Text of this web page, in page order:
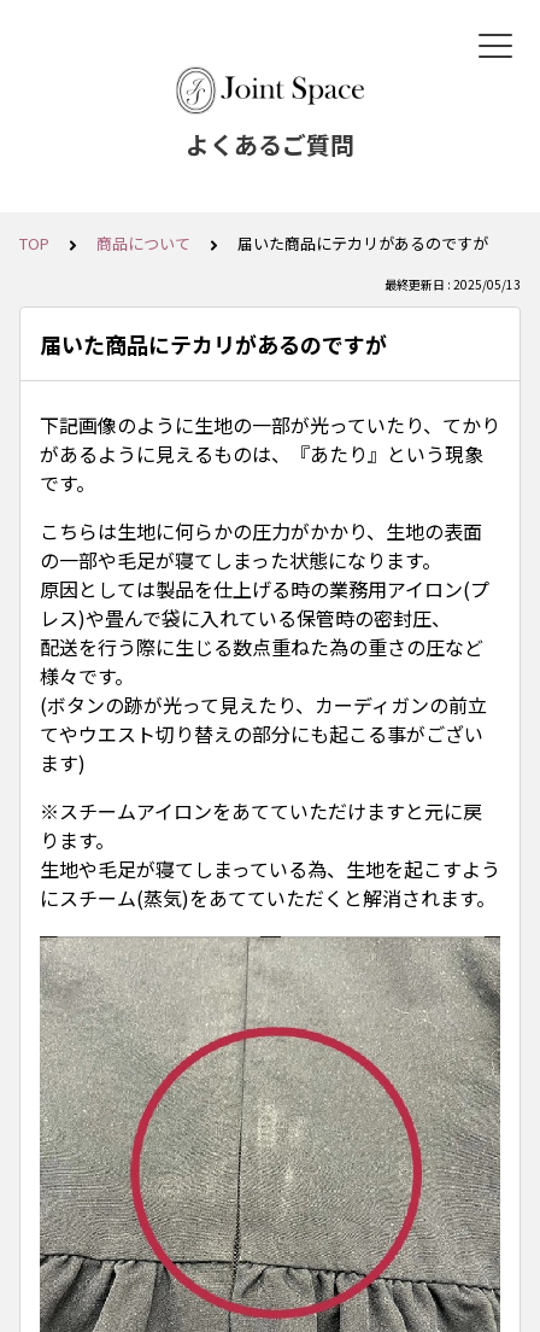
よくあるご質問
TOP 商品について 届いた商品にテカリがあるのですが
最終更新日 : 2025/05/13
届いた商品にテカリがあるのですが
下記画像のように生地の一部が光っていたり、てかり
があるように見えるものは、『あたり』という現象
です。
こちらは生地に何らかの圧力がかかり、生地の表面
の一部や毛足が寝てしまった状態になります。
原因としては製品を仕上げる時の業務用アイロン(プ
レス)や畳んで袋に入れている保管時の密封圧、
配送を行う際に生じる数点重ねた為の重さの圧など
様々です。
(ボタンの跡が光って見えたり、カーディガンの前立
てやウエスト切り替えの部分にも起こる事がござい
ます)
※スチームアイロンをあてていただけますと元に戻
ります。
生地や毛足が寝てしまっている為、生地を起こすよう
にスチーム(蒸気)をあてていただくと解消されます。